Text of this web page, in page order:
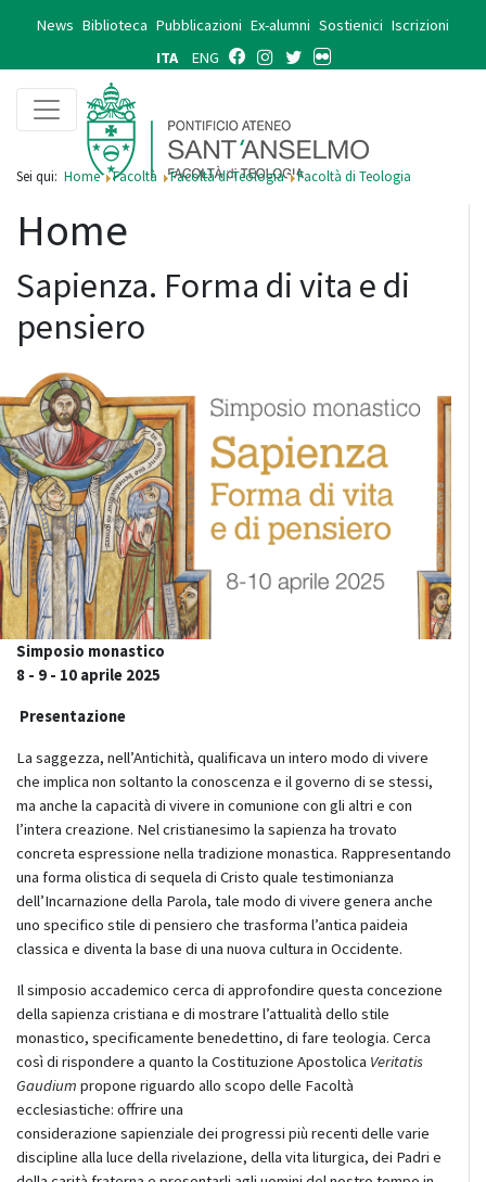
News Biblioteca Pubblicazioni Ex-alumni Sostienici Iscrizioni
ITA
ENG
Sei qui: Home Facoltà Facoltà di Teologia Facoltà di Teologia
Home
Sapienza. Forma di vita e di
pensiero
Simposio monastico
8 - 9 - 10 aprile 2025
Presentazione
La saggezza, nell’Antichità, qualificava un intero modo di vivere
che implica non soltanto la conoscenza e il governo di se stessi,
ma anche la capacità di vivere in comunione con gli altri e con
l’intera creazione. Nel cristianesimo la sapienza ha trovato
concreta espressione nella tradizione monastica. Rappresentando
una forma olistica di sequela di Cristo quale testimonianza
dell’Incarnazione della Parola, tale modo di vivere genera anche
uno specifico stile di pensiero che trasforma l’antica paideia
classica e diventa la base di una nuova cultura in Occidente.
Il simposio accademico cerca di approfondire questa concezione
della sapienza cristiana e di mostrare l’attualità dello stile
monastico, specificamente benedettino, di fare teologia. Cerca
così di rispondere a quanto la Costituzione Apostolica Veritatis
Gaudium propone riguardo allo scopo delle Facoltà
ecclesiastiche: offrire una
considerazione sapienziale dei progressi più recenti delle varie
discipline alla luce della rivelazione, della vita liturgica, dei Padri e